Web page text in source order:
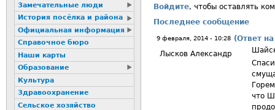
Войдите, чтобы оставлять
Последнее сообщение
9 февраля, 2014 - 10:28 (Ответ
Лысков Александр
что
Замечательные люди
История посёлка и района
Официальная информация
Справочное бюро
Наши карты
Образование
Культура
Здравоохранение
Сельское хозяйство